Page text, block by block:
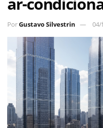
PorGustavo Silvestrin 04/